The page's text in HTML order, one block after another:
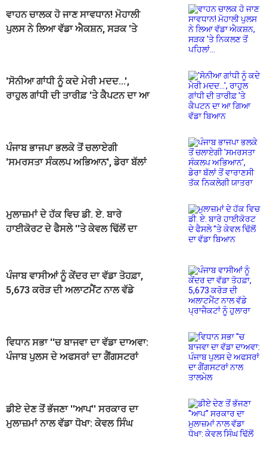
ਵਾਹਨ ਚਾਲਕ ਹੋ ਜਾਣ ਸਾਵਧਾਨ! ਮੋਹਾਲੀ
ਪੁਲਸ ਨੇ ਲਿਆ ਵੱਡਾ ਐਕਸ਼ਨ, ਸੜਕ 'ਤੇ
'ਸੋਨੀਆ ਗਾਂਧੀ ਨੂੰ ਕਦੇ ਮੇਰੀ ਮਦਦ...',
ਰਾਹੁਲ ਗਾਂਧੀ ਦੀ ਤਾਰੀਫ਼ 'ਤੇ ਕੈਪਟਨ ਦਾ ਆ
ਪੰਜਾਬ ਭਾਜਪਾ ਭਲਕੇ ਤੋਂ ਚਲਾਏਗੀ
'ਸਮਰਸਤਾ ਸੰਕਲਪ ਅਭਿਆਨ', ਡੇਰਾ ਬੱਲਾਂ
ਮੁਲਾਜ਼ਮਾਂ ਦੇ ਹੱਕ ਵਿਚ ਡੀ. ਏ. ਬਾਰੇ
ਹਾਈਕੋਰਟ ਦੇ ਫੈਸਲੇ ''ਤੇ ਕੇਵਲ ਢਿੱਲੋਂ ਦਾ
ਪੰਜਾਬ ਵਾਸੀਆਂ ਨੂੰ ਕੇਂਦਰ ਦਾ ਵੱਡਾ ਤੋਹਫ਼ਾ,
5,673 ਕਰੋੜ ਦੀ ਅਲਾਟਮੈਂਟ ਨਾਲ ਵੱਡੇ
ਵਿਧਾਨ ਸਭਾ ''ਚ ਬਾਜਵਾ ਦਾ ਵੱਡਾ ਦਾਅਵਾ:
ਪੰਜਾਬ ਪੁਲਸ ਦੇ ਅਫਸਰਾਂ ਦਾ ਗੈਂਗਸਟਰਾਂ
ਡੀਏ ਦੇਣ‌ ਤੋਂ ਭੱਜਣਾ ''ਆਪ'' ਸਰਕਾਰ ਦਾ
ਮੁਲਾਜ਼ਮਾਂ ਨਾਲ ਵੱਡਾ ਧੋਖਾ: ਕੇਵਲ ਸਿੰਘ